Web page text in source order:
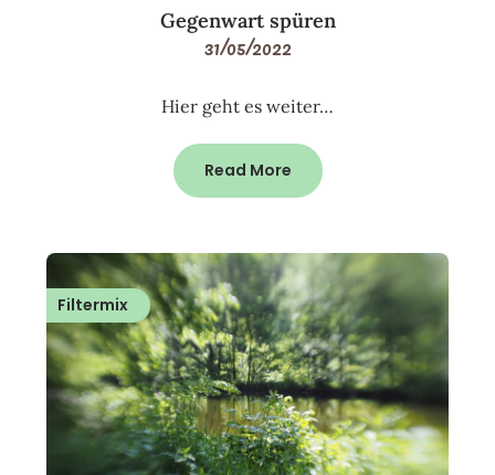
Gegenwart spüren
31/05/2022
Hier geht es weiter…
Read More
Filtermix